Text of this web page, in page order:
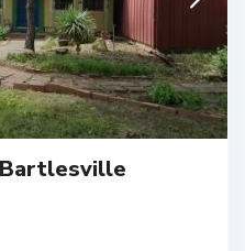
Bartlesville